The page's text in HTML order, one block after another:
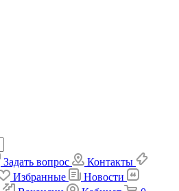
Задать вопрос
Контакты
Избранные
Новости